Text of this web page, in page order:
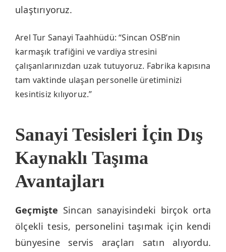
ulaştırıyoruz.
Arel Tur Sanayi Taahhüdü: “Sincan OSB’nin
karmaşık trafiğini ve vardiya stresini
çalışanlarınızdan uzak tutuyoruz. Fabrika kapısına
tam vaktinde ulaşan personelle üretiminizi
kesintisiz kılıyoruz.”
Sanayi Tesisleri İçin Dış
Kaynaklı Taşıma
Avantajları
Geçmişte Sincan sanayisindeki birçok orta
ölçekli tesis, personelini taşımak için kendi
bünyesine servis araçları satın alıyordu.